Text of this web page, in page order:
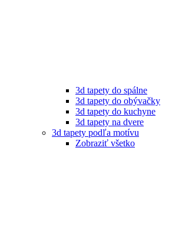
3d tapety do spálne
3d tapety do obývačky
3d tapety do kuchyne
3d tapety na dvere
3d tapety podľa motívu
Zobraziť všetko